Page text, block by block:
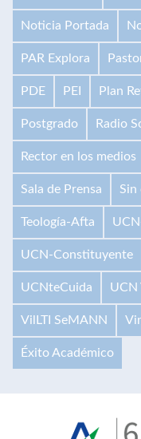
Noticia Portada
PAR Explora
PDE PEI Plan
Postgrado Radio
Rector en los medios
Sala de Prensa Sin
Teología-Afta
UCN-Constituyente
UCNteCuida UCN
VilLTI SeMANN
Éxito Académico